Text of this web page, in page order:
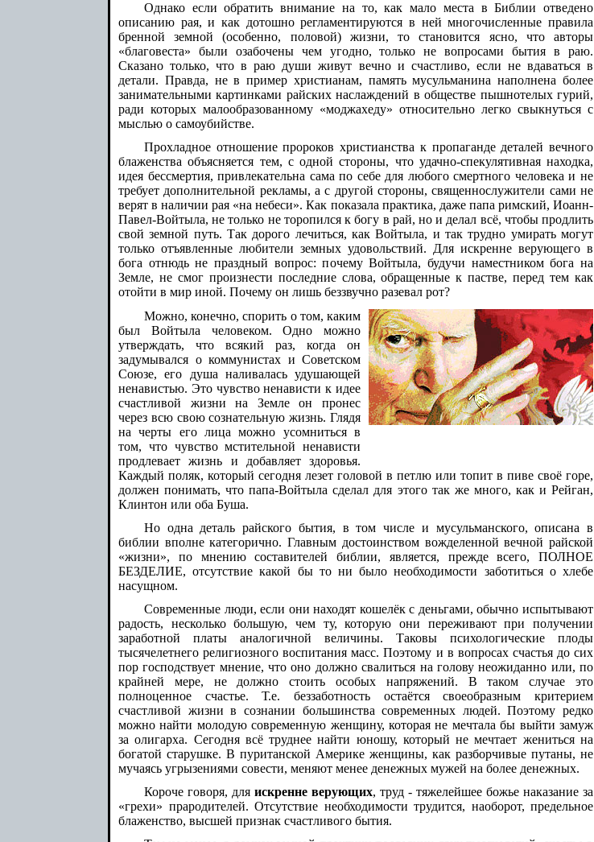
Однако если обратить внимание на то, как мало места в Библии отведено
описанию рая, и как дотошно регламентируются в ней многочисленные правила
бренной земной (особенно, половой) жизни, то становится ясно, что авторы
«благовеста» были озабочены чем угодно, только не вопросами бытия в раю.
Сказано только, что в раю души живут вечно и счастливо, если не вдаваться в
детали. Правда, не в пример христианам, память мусульманина наполнена более
занимательными картинками райских наслаждений в обществе пышнотелых гурий,
ради которых малообразованному «моджахеду» относительно легко свыкнуться с
мыслью о самоубийстве.
Прохладное отношение пророков христианства к пропаганде деталей вечного
блаженства объясняется тем, с одной стороны, что удачно-спекулятивная находка,
идея бессмертия, привлекательна сама по себе для любого смертного человека и не
требует дополнительной рекламы, а с другой стороны, священнослужители сами не
верят в наличии рая «на небеси». Как показала практика, даже папа римский, Иоанн-
Павел-Войтыла, не только не торопился к богу в рай, но и делал всё, чтобы продлить
свой земной путь. Так дорого лечиться, как Войтыла, и так трудно умирать могут
только отъявленные любители земных удовольствий. Для искренне верующего в
бога отнюдь не праздный вопрос: почему Войтыла, будучи наместником бога на
Земле, не смог произнести последние слова, обращенные к пастве, перед тем как
отойти в мир иной. Почему он лишь беззвучно разевал рот?
Можно, конечно, спорить о том, каким
был Войтыла человеком. Одно можно
утверждать, что всякий раз, когда он
задумывался о коммунистах и Советском
Союзе, его душа наливалась удушающей
ненавистью. Это чувство ненависти к идее
счастливой жизни на Земле он пронес
через всю свою сознательную жизнь. Глядя
на черты его лица можно усомниться в
том, что чувство мстительной ненависти
продлевает жизнь и добавляет здоровья.
Каждый поляк, который сегодня лезет головой в петлю или топит в пиве своё горе,
должен понимать, что папа-Войтыла сделал для этого так же много, как и Рейган,
Клинтон или оба Буша.
Но одна деталь райского бытия, в том числе и мусульманского, описана в
библии вполне категорично. Главным достоинством вожделенной вечной райской
«жизни», по мнению составителей библии, является, прежде всего, ПОЛНОЕ
БЕЗДЕЛИЕ, отсутствие какой бы то ни было необходимости заботиться о хлебе
насущном.
Современные люди, если они находят кошелёк с деньгами, обычно испытывают
радость, несколько большую, чем ту, которую они переживают при получении
заработной платы аналогичной величины. Таковы психологические плоды
тысячелетнего религиозного воспитания масс. Поэтому и в вопросах счастья до сих
пор господствует мнение, что оно должно свалиться на голову неожиданно или, по
крайней мере, не должно стоить особых напряжений. В таком случае это
полноценное счастье. Т.е. беззаботность остаётся своеобразным критерием
счастливой жизни в сознании большинства современных людей. Поэтому редко
можно найти молодую современную женщину, которая не мечтала бы выйти замуж
за олигарха. Сегодня всё труднее найти юношу, который не мечтает жениться на
богатой старушке. В пуританской Америке женщины, как разборчивые путаны, не
мучаясь угрызениями совести, меняют менее денежных мужей на более денежных.
Короче говоря, для искренне верующих, труд - тяжелейшее божье наказание за
«грехи» прародителей. Отсутствие необходимости трудится, наоборот, предельное
блаженство, высшей признак счастливого бытия.